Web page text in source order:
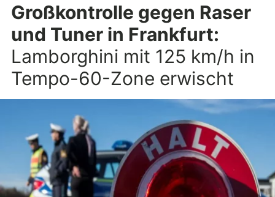
Großkontrolle gegen Raser
und Tuner in Frankfurt:
Lamborghini mit 125 km/h in
Tempo-60-Zone erwischt